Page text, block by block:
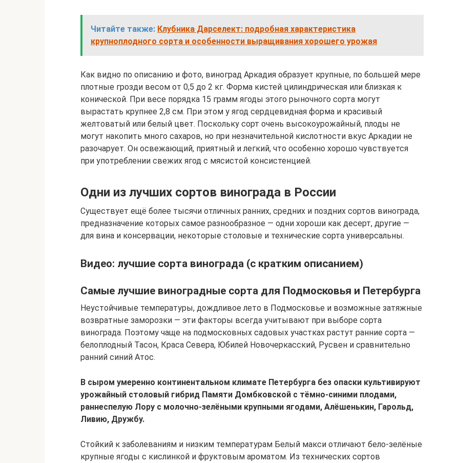
Читайте также: Клубника Дарселект: подробная характеристика
крупноплодного сорта и особенности выращивания хорошего урожая
Как видно по описанию и фото, виноград Аркадия образует крупные, по большей мере
плотные грозди весом от 0,5 до 2 кг. Форма кистей цилиндрическая или близкая к
конической. При весе порядка 15 грамм ягоды этого рыночного сорта могут
вырастать крупнее 2,8 см. При этом у ягод сердцевидная форма и красивый
желтоватый или белый цвет. Поскольку сорт очень высокоурожайный, плоды не
могут накопить много сахаров, но при незначительной кислотности вкус Аркадии не
разочарует. Он освежающий, приятный и легкий, что особенно хорошо чувствуется
при употреблении свежих ягод с мясистой консистенцией.
Одни из лучших сортов винограда в России
Существует ещё более тысячи отличных ранних, средних и поздних сортов винограда,
предназначение которых самое разнообразное — одни хороши как десерт, другие —
для вина и консервации, некоторые столовые и технические сорта универсальны.
Видео: лучшие сорта винограда (с кратким описанием)
Самые лучшие виноградные сорта для Подмосковья и Петербурга
Неустойчивые температуры, дождливое лето в Подмосковье и возможные затяжные
возвратные заморозки — эти факторы всегда учитывают при выборе сорта
винограда. Поэтому чаще на подмосковных садовых участках растут ранние сорта —
белоплодный Тасон, Краса Севера, Юбилей Новочеркасский, Русвен и сравнительно
ранний синий Атос.
В сыром умеренно континентальном климате Петербурга без опаски культивируют
урожайный столовый гибрид Памяти Домбковской с тёмно-синими плодами,
раннеспелую Лору с молочно-зелёными крупными ягодами, Алёшенькин, Гарольд,
Ливию, Дружбу.
Стойкий к заболеваниям и низким температурам Белый макси отличают бело-зелёные
крупные ягоды с кислинкой и фруктовым ароматом. Из технических сортов